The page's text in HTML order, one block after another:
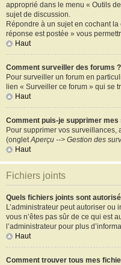
approprié dans le menu « Outils
sujet de discussion.
Répondre à un sujet en cochant la
réponse est postée » vous
Haut
Comment surveiller des forums ?
Pour surveiller un forum en
lien « Surveiller ce forum » qui se
Haut
Comment puis-je supprimer
Pour supprimer vos surveillances,
(ongletAperçu --> Gestion des
Haut
Fichiers joints
Quels fichiers joints sont
L’administrateur peut autoriser ou
vous n’êtes pas sûr de ce qui est
l’administrateur pour plus
Haut
Comment trouver tous mes